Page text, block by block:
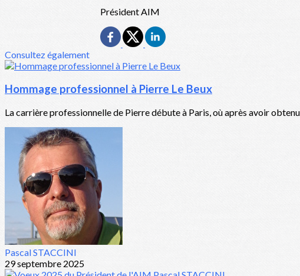
Président AIM
Consultez également
Hommage professionnel à Pierre Le Beux
La carrière professionnelle de Pierre débute à Paris, où après avoir
Pascal STACCINI
29 septembre 2025